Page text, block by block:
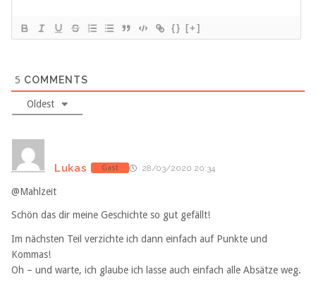
{} [+]
5 COMMENTS
Oldest
Lukas Gast 28/03/2020 20:34
@Mahlzeit
Schön das dir meine Geschichte so gut gefällt!
Im nächsten Teil verzichte ich dann einfach auf Punkte und
Kommas!
Oh – und warte, ich glaube ich lasse auch einfach alle Absätze weg.